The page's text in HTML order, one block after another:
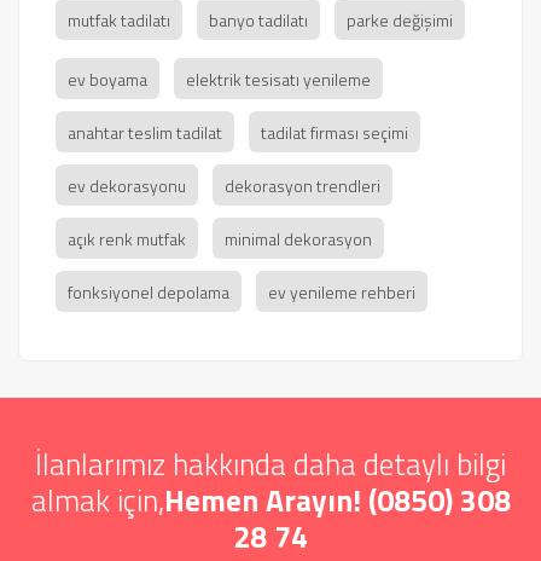
mutfak tadilatı banyo tadilatı parke değişimi
ev boyama elektrik tesisatı yenileme
anahtar teslim tadilat tadilat firması seçimi
ev dekorasyonu dekorasyon trendleri
açık renk mutfak minimal dekorasyon
fonksiyonel depolama ev yenileme rehberi
İlanlarımız hakkında daha detaylı bilgi
almak için,Hemen Arayın! (0850) 308
28 74